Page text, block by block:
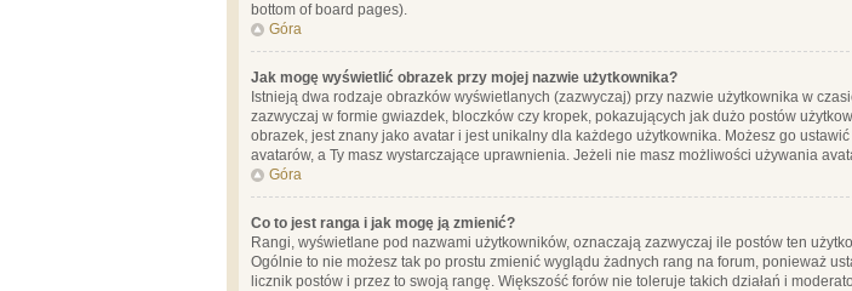
bottom of board pages).
Góra
Jak mogę wyświetlić obrazek przy mojej nazwie użytkownika?
Istnieją dwa rodzaje obrazków wyświetlanych (zazwyczaj) przy nazwie użytkownika w
zazwyczaj w formie gwiazdek, bloczków czy kropek, pokazujących jak dużo postów
obrazek, jest znany jako avatar i jest unikalny dla każdego użytkownika. Możesz go
avatarów, a Ty masz wystarczające uprawnienia. Jeżeli nie masz możliwości używania
Góra
Co to jest ranga i jak mogę ją zmienić?
Rangi, wyświetlane pod nazwami użytkowników, oznaczają zazwyczaj ile postów ten
Ogólnie to nie możesz tak po prostu zmienić wyglądu żadnych rang na forum, ponieważ
licznik postów i przez to swoją rangę. Większość forów nie toleruje takich działań i